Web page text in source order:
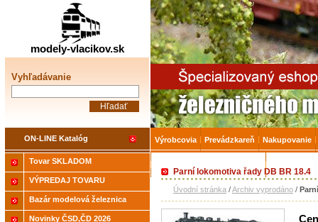
Parní lokomotiva řady DB BR 18.4
Úvodní stránka /Archiv vyprodáno /
Tovar SKLADOM
VÝPREDAJ TOVARU
Bazár modelová železnica
Novinky ČSD,ČD 2026
modely-vlacikov.sk
Vyhľadávanie
ON-LINE Katalóg
Železničné
Výrobcovia Prevádzkareň Nakupovanie